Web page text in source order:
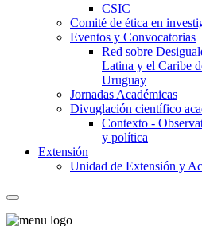
CSIC
Comité de ética en
Eventos y Convocatorias
Red sobre
Latina y el Caribe
Uruguay
Jornadas Académicas
Divuglación científico
Contexto -
y política
Extensión
Unidad de Extensión y